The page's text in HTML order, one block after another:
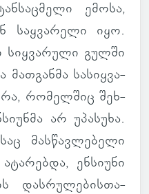
ემოსა,
საყ­ვა­რელი იყო.
სიყ­ვა­რული გულში
სა­სიყ­ვა­
რო­მელ­შიც შეხ­
არ უპა­სუხა.
მას­წავ­ლე­ბელი
ენ­სი­უნი
დას­რუ­ლე­ბის­თა­